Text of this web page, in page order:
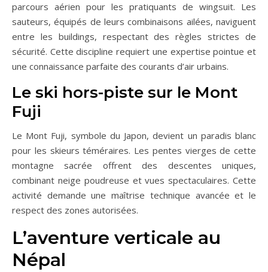
parcours aérien pour les pratiquants de wingsuit. Les
sauteurs, équipés de leurs combinaisons ailées, naviguent
entre les buildings, respectant des règles strictes de
sécurité. Cette discipline requiert une expertise pointue et
une connaissance parfaite des courants d’air urbains.
Le ski hors-piste sur le Mont
Fuji
Le Mont Fuji, symbole du Japon, devient un paradis blanc
pour les skieurs téméraires. Les pentes vierges de cette
montagne sacrée offrent des descentes uniques,
combinant neige poudreuse et vues spectaculaires. Cette
activité demande une maîtrise technique avancée et le
respect des zones autorisées.
L’aventure verticale au
Népal